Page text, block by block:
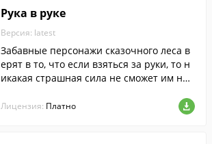
Рука в руке
Версия: latest
Забавные персонажи сказочного леса в
ерят в то, что если взяться за руки, то н
икакая страшная сила не сможет им нав
Лицензия: Платно